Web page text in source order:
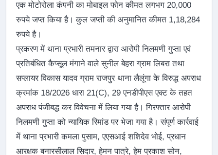
एक मोटोरोला कंपनी का मोबाइल फोन कीमत लगभग 20,000
रुपये जप्त किया है। कुल जप्ती की अनुमानित कीमत 1,18,284
रुपये है।
प्रकरण में थाना प्रभारी तमनार द्वारा आरोपी निलमणी गुप्ता एवं
प्रतिबंधित कैप्सूल मंगाने वाले सुनील बेहरा ग्राम लिबरा तथा
सप्लायर विकास यादव ग्राम राजपुर थाना लैलूंगा के विरुद्ध अपराध
क्रमांक 18/2026 धारा 21(C), 29 एनडीपीएस एक्ट के तहत
अपराध पंजीबद्ध कर विवेचना में लिया गया है। गिरफ्तार आरोपी
निलमणी गुप्ता को न्यायिक रिमांड पर भेजा गया है। संपूर्ण कार्रवाई
में थाना प्रभारी कमला पुसाम, एएसआई शशिदेव भोई, प्रधान
आरक्षक बनारसीलाल सिदार, हेमन पात्रे, हेम प्रकाश सोन,